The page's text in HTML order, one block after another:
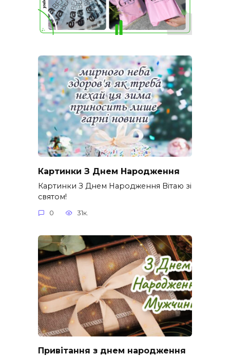
Картинки З Днем Народження
Картинки З Днем Народження Вітаю зі
святом!
0 31к.
Привітання з днем народження